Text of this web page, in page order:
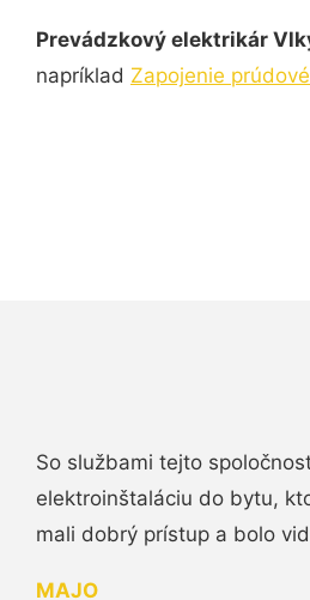
Prevádzkový elektrikár
napríklad Zapojenie
So službami tejto
elektroinštaláciu do bytu,
mali dobrý prístup a bolo
MAJO